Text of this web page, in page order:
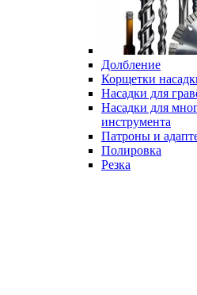
Долбление
Корщетки
Насадки для
Насадки для
инструмента
Патроны и
Полировка
Резка